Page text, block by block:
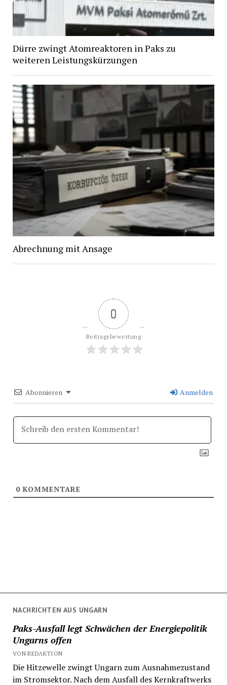
NACHRICHTEN AUS UNGARN
Paks-Ausfall legt Schwächen der Energiepolitik
Ungarns offen
VON REDAKTION
Die Hitzewelle zwingt Ungarn zum Ausnahmezustand
im Stromsektor. Nach dem Ausfall des Kernkraftwerks
Dürre zwingt Atomreaktoren in Paks zu
weiteren Leistungskürzungen
Abrechnung mit Ansage
0
Beitragsbewertung
Abonnieren Anmelden
0KOMMENTARE